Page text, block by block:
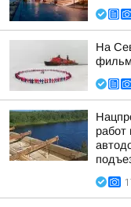
На
работ